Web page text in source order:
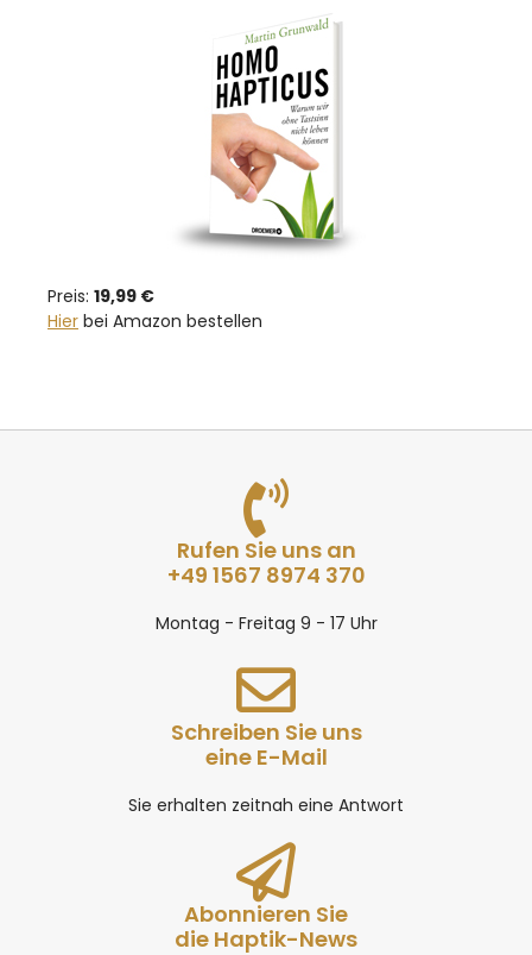
Preis: 19,99 €
Hier bei Amazon bestellen
Rufen Sie uns an
+49 1567 8974 370
Montag - Freitag 9 - 17 Uhr
Schreiben Sie uns
eine E-Mail
Sie erhalten zeitnah eine Antwort
Abonnieren Sie
die Haptik-News